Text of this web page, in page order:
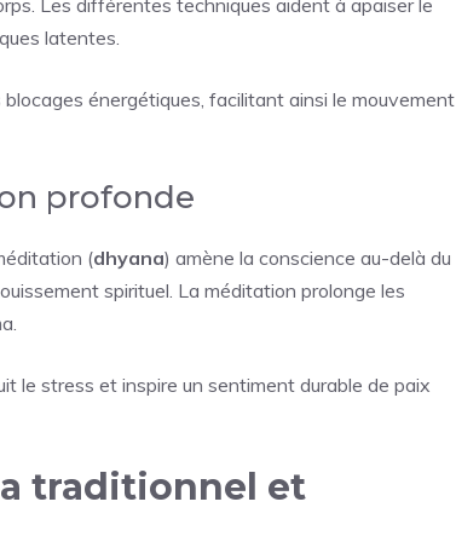
Les différentes techniques aident à apaiser le
latentes.
énergétiques, facilitant ainsi le mouvement
profonde
(dhyana) amène la conscience au-delà du
spirituel. La méditation prolonge les
le stress et inspire un sentiment durable de paix
traditionnel et